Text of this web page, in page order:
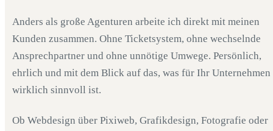
Anders als große Agenturen arbeite ich direkt mit meinen
Kunden zusammen. Ohne Ticketsystem, ohne wechselnde
Ansprechpartner und ohne unnötige Umwege. Persönlich,
ehrlich und mit dem Blick auf das, was für Ihr Unternehmen
wirklich sinnvoll ist.
Ob Webdesign über Pixiweb, Grafikdesign, Fotografie oder